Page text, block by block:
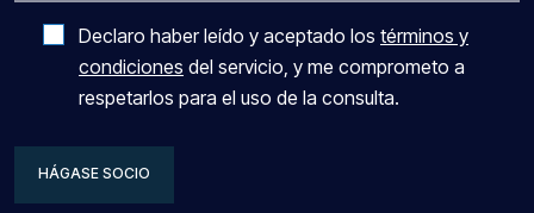
Declaro haber leído y aceptado los términos y
condiciones del servicio, y me comprometo a
respetarlos para el uso de la consulta.
HÁGASE SOCIO